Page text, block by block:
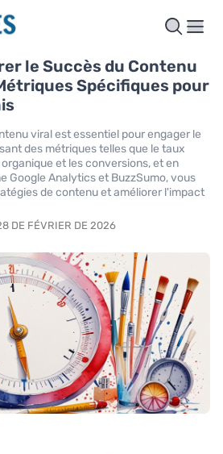
le Succès du Contenu
Spécifiques pour
viral est essentiel pour engager le
des métriques telles que le taux
et les conversions, et en
Google Analytics et BuzzSumo, vous
de contenu et améliorer l'impact
DE FÉVRIER DE 2026